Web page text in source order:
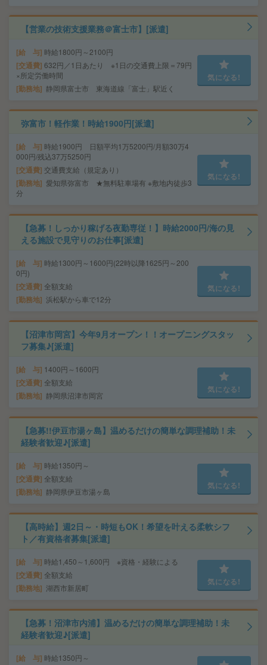
【営業の技術支援業務＠富士市】[派遣]
給 与 時給1800円～2100円
交通費 632円／1日あたり ※1日の交通費上限＝79円
×所定労働時間
勤務地 静岡県富士市 東海道線「富士」駅近く
気になる!
弥富市！軽作業！時給1900円[派遣]
給 与 時給1900円 日額平均1万5200円/月額30万4
000円/残込37万5250円
交通費 交通費支給（規定あり）
勤務地 愛知県弥富市 ★無料駐車場有 ※敷地内徒歩3
分
気になる!
【急募！しっかり稼げる夜勤専従！】時給2000円/海の見
える施設で見守りのお仕事[派遣]
給 与 時給1300円～1600円(22時以降1625円～200
0円)
交通費 全額支給
勤務地 浜松駅から車で12分
気になる!
【沼津市岡宮】今年9月オープン！！オープニングスタッ
フ募集♪[派遣]
給 与 1400円～1600円
交通費 全額支給
勤務地 静岡県沼津市岡宮
気になる!
【急募!!伊豆市湯ヶ島】温めるだけの簡単な調理補助！未
経験者歓迎♪[派遣]
給 与 時給1350円～
交通費 全額支給
勤務地 静岡県伊豆市湯ヶ島
気になる!
【高時給】週2日～・時短もOK！希望を叶える柔軟シフ
ト／有資格者募集[派遣]
給 与 時給1,450～1,600円 ※資格・経験による
交通費 全額支給
勤務地 湖西市新居町
気になる!
【急募！沼津市内浦】温めるだけの簡単な調理補助！未
経験者歓迎♪[派遣]
給 与 時給1350円～